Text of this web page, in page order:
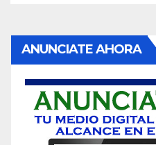
ANUNCIATE AHORA